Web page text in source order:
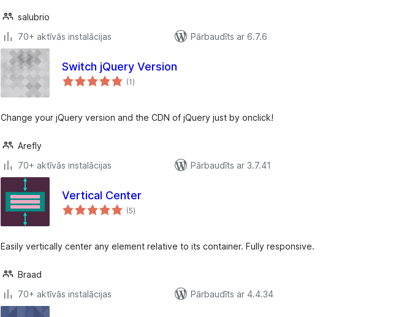
salubrio
70+ aktīvās instalācijas
Pārbaudīts ar 6.7.6
Switch jQuery Version
(1vērtējumu
kopsumma
)
Change your jQuery version and the CDN of jQuery just by onclick!
Arefly
70+ aktīvās instalācijas
Pārbaudīts ar 3.7.41
Vertical Center
(5vērtējumu
kopsumma
)
Easily vertically center any element relative to its container. Fully responsive.
Braad
70+ aktīvās instalācijas
Pārbaudīts ar 4.4.34